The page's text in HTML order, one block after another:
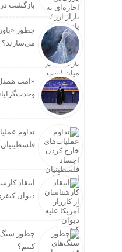
بازگشت
چطور
می‌سازند؟
«امت
تداوم
فلسطینیان
انتقاد
دیوان
چطور
کنیم؟